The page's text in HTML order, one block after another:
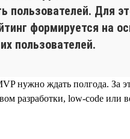
пользователей. Для
формируется на
пользователей.
нужно ждать полгода. За
разработки, low-code или